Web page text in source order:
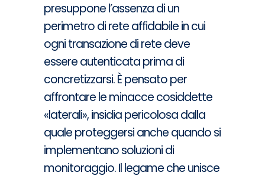
presuppone l’assenza di un
perimetro di rete affidabile in cui
ogni transazione di rete deve
essere autenticata prima di
concretizzarsi. È pensato per
affrontare le minacce cosiddette
«laterali», insidia pericolosa dalla
quale proteggersi anche quando si
implementano soluzioni di
monitoraggio. Il legame che unisce